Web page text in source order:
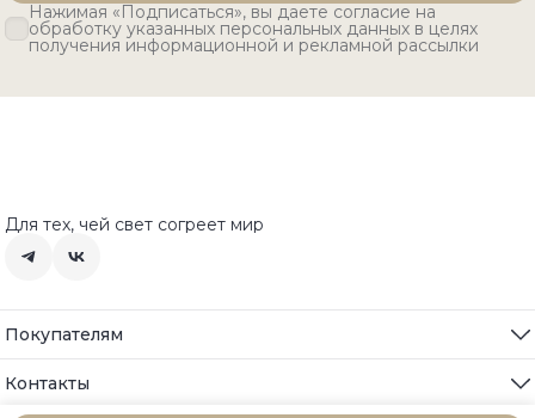
Нажимая «Подписаться», вы даете согласие на
обработку указанных персональных данных в целях
получения информационной и рекламной рассылки
Для тех, чей свет согреет мир
Покупателям
О компании
Контакты
Адрес